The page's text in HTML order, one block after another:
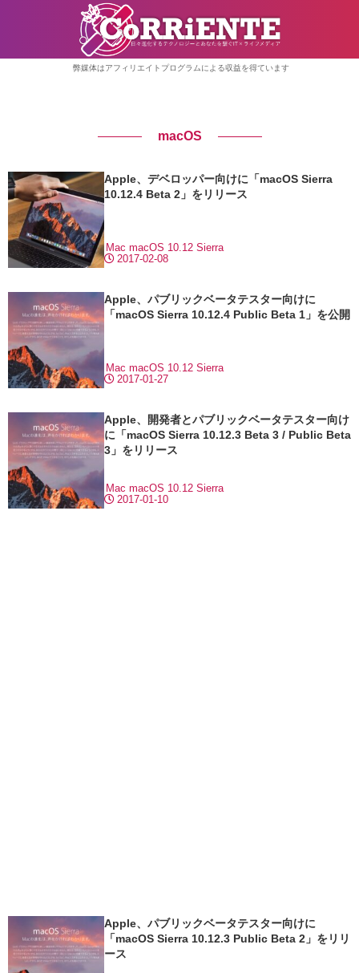
弊媒体はアフィリエイトプログラムによる収益を得ています
macOS
Apple、デベロッパー向けに「macOS Sierra
10.12.4 Beta 2」をリリース
2017-02-08
Mac macOS 10.12 Sierra
Apple、パブリックベータテスター向けに
「macOS Sierra 10.12.4 Public Beta 1」を公開
2017-01-27
Mac macOS 10.12 Sierra
Apple、開発者とパブリックベータテスター向け
に「macOS Sierra 10.12.3 Beta 3 / Public Beta
3」をリリース
2017-01-10
Mac macOS 10.12 Sierra
Apple、パブリックベータテスター向けに
「macOS Sierra 10.12.3 Public Beta 2」をリリ
ース